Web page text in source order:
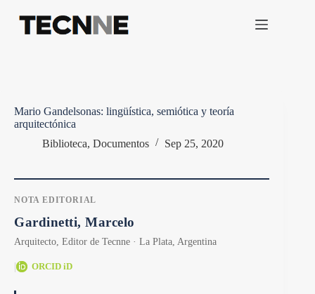
contenido
Mario Gandelsonas: lingüística, semiótica y teoría
arquitectónica
Biblioteca, Documentos Sep 25, 2020
NOTA EDITORIAL
Gardinetti, Marcelo
Arquitecto, Editor de Tecnne · La Plata, Argentina
| ORCID iD